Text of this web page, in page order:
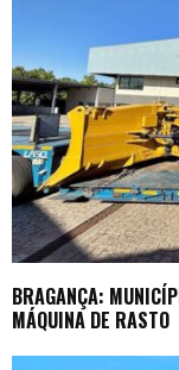
BRAGANÇA:
MÁQUINA DE RASTO